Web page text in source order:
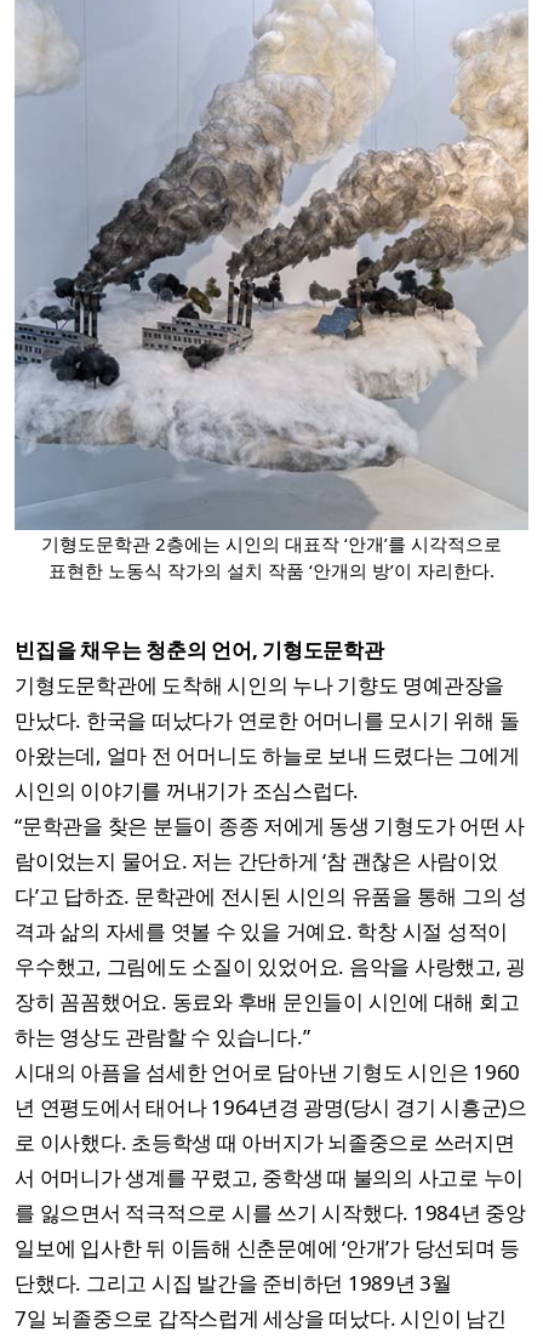
기형도문학관 2층에는 시인의 대표작 ‘안개’를 시각적으로
표현한 노동식 작가의 설치 작품 ‘안개의 방’이 자리한다.
빈집을 채우는 청춘의 언어, 기형도문학관
기형도문학관에 도착해 시인의 누나 기향도 명예관장을
만났다. 한국을 떠났다가 연로한 어머니를 모시기 위해 돌
아왔는데, 얼마 전 어머니도 하늘로 보내 드렸다는 그에게
시인의 이야기를 꺼내기가 조심스럽다.
“문학관을 찾은 분들이 종종 저에게 동생 기형도가 어떤 사
람이었는지 물어요. 저는 간단하게 ‘참 괜찮은 사람이었
다’고 답하죠. 문학관에 전시된 시인의 유품을 통해 그의 성
격과 삶의 자세를 엿볼 수 있을 거예요. 학창 시절 성적이
우수했고, 그림에도 소질이 있었어요. 음악을 사랑했고, 굉
장히 꼼꼼했어요. 동료와 후배 문인들이 시인에 대해 회고
하는 영상도 관람할 수 있습니다.”
시대의 아픔을 섬세한 언어로 담아낸 기형도 시인은 1960
년 연평도에서 태어나 1964년경 광명(당시 경기 시흥군)으
로 이사했다. 초등학생 때 아버지가 뇌졸중으로 쓰러지면
서 어머니가 생계를 꾸렸고, 중학생 때 불의의 사고로 누이
를 잃으면서 적극적으로 시를 쓰기 시작했다. 1984년 중앙
일보에 입사한 뒤 이듬해 신춘문예에 ‘안개’가 당선되며 등
단했다. 그리고 시집 발간을 준비하던 1989년 3월
7일 뇌졸중으로 갑작스럽게 세상을 떠났다. 시인이 남긴